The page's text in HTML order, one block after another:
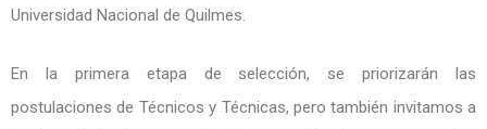
Universidad Nacional de Quilmes.
En la primera etapa de selección, se priorizarán las
postulaciones de Técnicos y Técnicas, pero también invitamos a